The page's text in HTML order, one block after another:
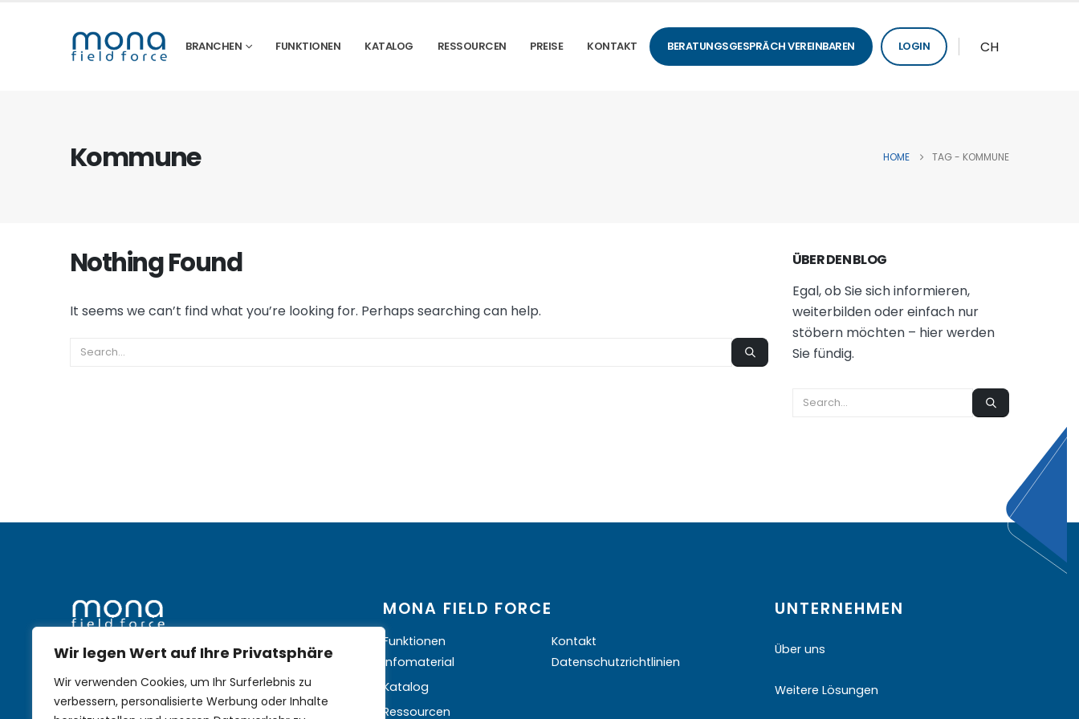
Wir legen Wert auf Ihre Privatsphäre
Wir verwenden Cookies, um Ihr Surferlebnis zu
verbessern, personalisierte Werbung oder Inhalte
BRANCHEN FUNKTIONEN KATALOG RESSOURCEN PREISE KONTAKT BERATUNGSGESPRÄCH VEREINBAREN LOGIN CH
Kommune HOME TAG - KOMMUNE
Nothing Found
It seems we can’t find what you’re looking for. Perhaps searching can help.
ÜBER DEN BLOG
Egal, ob Sie sich informieren,
weiterbilden oder einfach nur
stöbern möchten – hier werden
Sie fündig.
mobile Nachhaltigkeit im
Aussendienst
MONA FIELD FORCE
Funktionen
Infomaterial
Katalog
Ressourcen
Kontakt
Datenschutzrichtlinien
UNTERNEHMEN
Über uns
Weitere Lösungen